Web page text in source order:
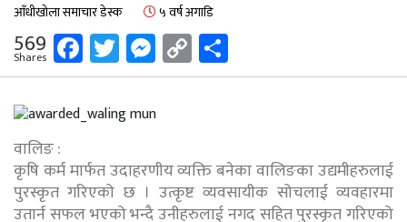
आँधीखोला समाचार डेस्क ५ वर्ष अगाडि
569
Shares Facebook
Twitter
Messenger
Copy
Link
वालिङ :
कृषि कर्म मार्फत उदाहरणीय व्यक्ति बनेका वालिङका उद्यमीहरुलाई
पुरस्कृत गरिएको छ । उत्कृष्ट व्यवसायीक सोचलाई व्यवहारमा
उतार्न सफल भएको भन्दै उनीहरुलाई नगद सहित पुरस्कृत गरिएको